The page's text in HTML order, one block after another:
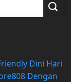
Dini Hari
Dengan